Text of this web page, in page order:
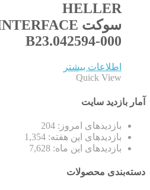
HELLER
سوکت INTERFACE
B23.042594-000
اطلاعات بیشتر
Quick View
آمار بازدید سایت
بازدیدهای امروز: 204
بازدیدهای این هفته: 1,354
بازدیدهای این ماه: 7,628
دسته‌بندی محصولات